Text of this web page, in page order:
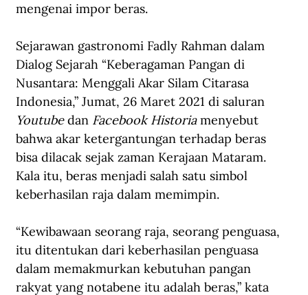
mengenai impor beras.
Sejarawan gastronomi Fadly Rahman dalam
Dialog Sejarah “Keberagaman Pangan di
Nusantara: Menggali Akar Silam Citarasa
Indonesia,” Jumat, 26 Maret 2021 di saluran
Youtube dan Facebook Historia menyebut
bahwa akar ketergantungan terhadap beras
bisa dilacak sejak zaman Kerajaan Mataram.
Kala itu, beras menjadi salah satu simbol
keberhasilan raja dalam memimpin.
“Kewibawaan seorang raja, seorang penguasa,
itu ditentukan dari keberhasilan penguasa
dalam memakmurkan kebutuhan pangan
rakyat yang notabene itu adalah beras,” kata